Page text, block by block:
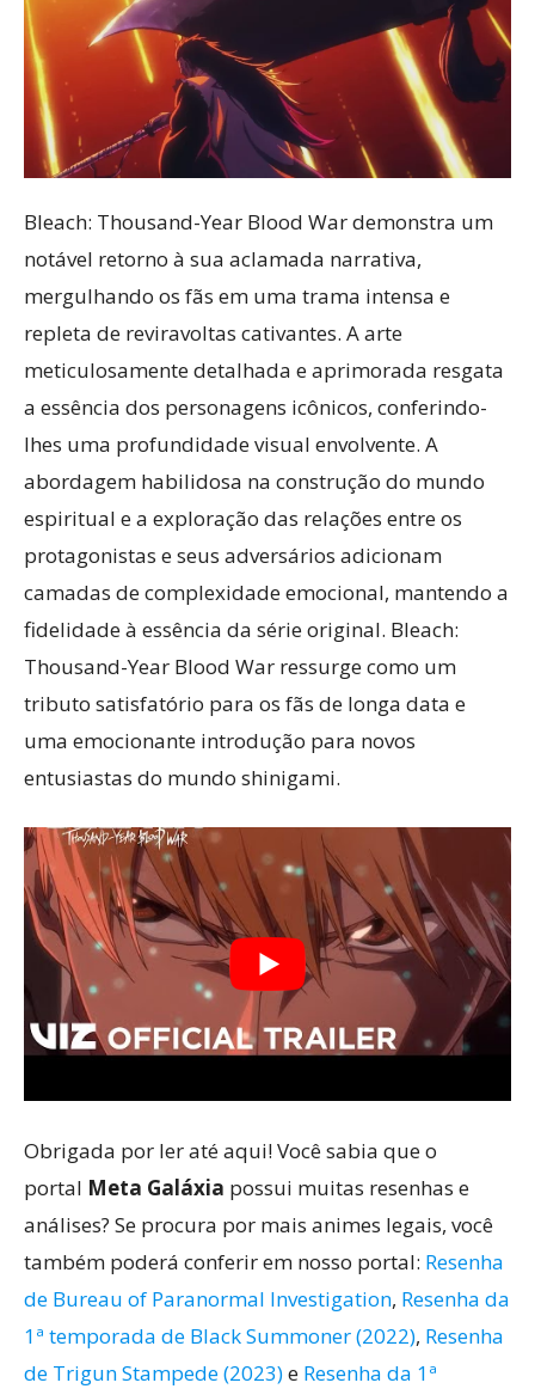
Bleach: Thousand-Year Blood War demonstra um
notável retorno à sua aclamada narrativa,
mergulhando os fãs em uma trama intensa e
repleta de reviravoltas cativantes. A arte
meticulosamente detalhada e aprimorada resgata
a essência dos personagens icônicos, conferindo-
lhes uma profundidade visual envolvente. A
abordagem habilidosa na construção do mundo
espiritual e a exploração das relações entre os
protagonistas e seus adversários adicionam
camadas de complexidade emocional, mantendo a
fidelidade à essência da série original. Bleach:
Thousand-Year Blood War ressurge como um
tributo satisfatório para os fãs de longa data e
uma emocionante introdução para novos
entusiastas do mundo shinigami.
Obrigada por ler até aqui! Você sabia que o
portal Meta Galáxia possui muitas resenhas e
análises? Se procura por mais animes legais, você
também poderá conferir em nosso portal: Resenha
de Bureau of Paranormal Investigation, Resenha da
1ª temporada de Black Summoner (2022), Resenha
de Trigun Stampede (2023)e Resenha da 1ª